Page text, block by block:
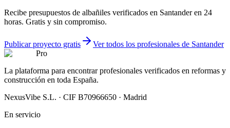
Recibe presupuestos de albañiles verificados en Santander en 24
horas. Gratis y sin compromiso.
Publicar proyecto gratis
Ver todos los profesionales de Santander
Pro
La plataforma para encontrar profesionales verificados en reformas y
construcción en toda España.
NexusVibe S.L. · CIF B70966650 · Madrid
En servicio